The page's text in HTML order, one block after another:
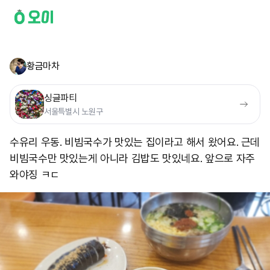
황금마차
싱글파티
서울특별시 노원구
수유리 우동. 비빔국수가 맛있는 집이라고 해서 왔어요. 근데
비빔국수만 맛있는게 아니라 김밥도 맛있네요. 앞으로 자주
와야징 ㅋㄷ